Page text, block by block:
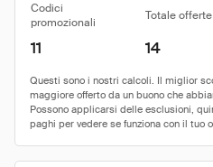
Codici
promozionali
Totale offerte
11 14